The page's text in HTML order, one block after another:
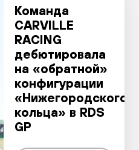
Команда
CARVILLE
RACING
дебютировала
на «обратной»
конфигурации
«Нижегородского
кольца» в RDS
GP